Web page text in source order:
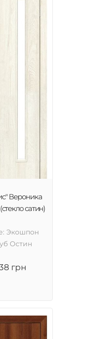
Вероника
сатин)
Экошпон
Остин
грн